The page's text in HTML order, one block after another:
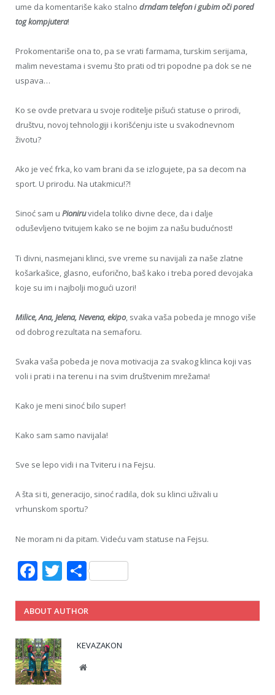
ume da komentariše kako stalno drndam telefon i gubim oči pored
tog kompjutera!
Prokomentariše ona to, pa se vrati farmama, turskim serijama,
malim nevestama i svemu što prati od tri popodne pa dok se ne
uspava…
Ko se ovde pretvara u svoje roditelje pišući statuse o prirodi,
društvu, novoj tehnologiji i korišćenju iste u svakodnevnom
životu?
Ako je već frka, ko vam brani da se izlogujete, pa sa decom na
sport. U prirodu. Na utakmicu!?!
Sinoć sam u Pioniruvidela toliko divne dece, da i dalje
oduševljeno tvitujem kako se ne bojim za našu budućnost!
Ti divni, nasmejani klinci, sve vreme su navijali za naše zlatne
košarkašice, glasno, euforično, baš kako i treba pored devojaka
koje su im i najbolji mogući uzori!
Milice, Ana, Jelena, Nevena, ekipo, svaka vaša pobeda je mnogo više
od dobrog rezultata na semaforu.
Svaka vaša pobeda je nova motivacija za svakog klinca koji vas
voli i prati i na terenu i na svim društvenim mrežama!
Kako je meni sinoć bilo super!
Kako sam samo navijala!
Sve se lepo vidi i na Tviteru i na Fejsu.
A šta si ti, generacijo, sinoć radila, dok su klinci uživali u
vrhunskom sportu?
Ne moram ni da pitam. Videću vam statuse na Fejsu.
Facebook
Twitter
Share
ABOUT AUTHOR
KEVAZAKON
Website